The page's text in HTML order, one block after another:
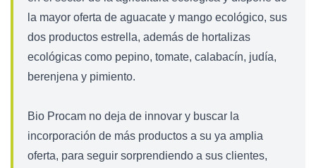
la mayor oferta de aguacate y mango ecológico, sus
dos productos estrella, además de hortalizas
ecológicas como pepino, tomate, calabacín, judía,
berenjena y pimiento.
Bio Procam no deja de innovar y buscar la
incorporación de más productos a su ya amplia
oferta, para seguir sorprendiendo a sus clientes,